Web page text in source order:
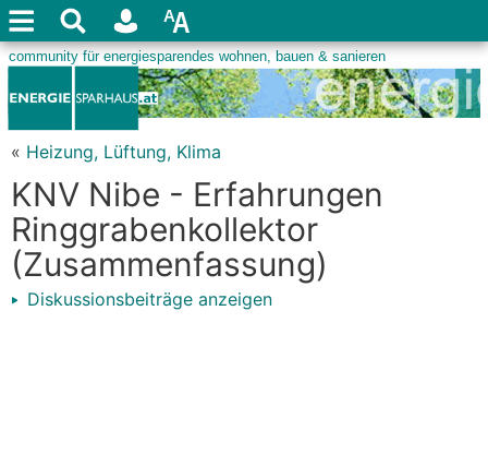
« Heizung, Lüftung, Klima
KNV Nibe - Erfahrungen
Ringgrabenkollektor
(Zusammenfassung)
Diskussionsbeiträge anzeigen